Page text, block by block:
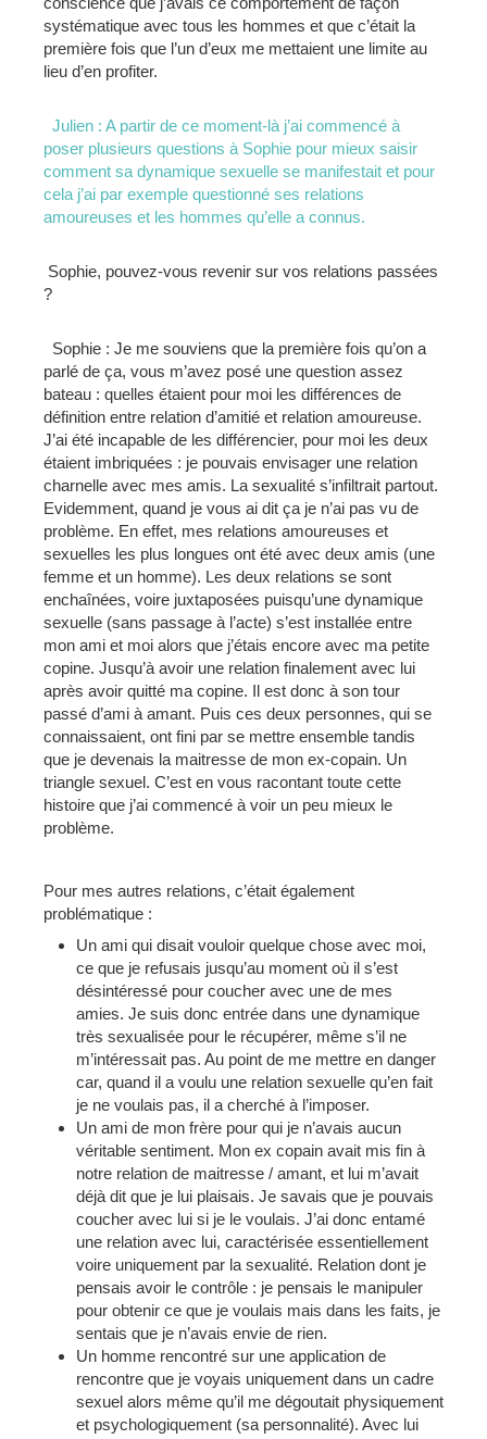
systématique avec tous les hommes et que c’était la
première fois que l’un d’eux me mettaient une limite au
lieu d’en profiter.
Julien : A partir de ce moment-là j’ai commencé à
poser plusieurs questions à Sophie pour mieux saisir
comment sa dynamique sexuelle se manifestait et pour
cela j’ai par exemple questionné ses relations
amoureuses et les hommes qu’elle a connus.
Sophie, pouvez-vous revenir sur vos relations passées
?
Sophie : Je me souviens que la première fois qu’on a
parlé de ça, vous m’avez posé une question assez
bateau : quelles étaient pour moi les différences de
définition entre relation d’amitié et relation amoureuse.
J’ai été incapable de les différencier, pour moi les deux
étaient imbriquées : je pouvais envisager une relation
charnelle avec mes amis. La sexualité s’infiltrait partout.
Evidemment, quand je vous ai dit ça je n’ai pas vu de
problème. En effet, mes relations amoureuses et
sexuelles les plus longues ont été avec deux amis (une
femme et un homme). Les deux relations se sont
enchaînées, voire juxtaposées puisqu’une dynamique
sexuelle (sans passage à l’acte) s’est installée entre
mon ami et moi alors que j’étais encore avec ma petite
copine. Jusqu’à avoir une relation finalement avec lui
après avoir quitté ma copine. Il est donc à son tour
passé d’ami à amant. Puis ces deux personnes, qui se
connaissaient, ont fini par se mettre ensemble tandis
que je devenais la maitresse de mon ex-copain. Un
triangle sexuel. C’est en vous racontant toute cette
histoire que j’ai commencé à voir un peu mieux le
problème.
Pour mes autres relations, c’était également
problématique :
Un ami qui disait vouloir quelque chose avec moi,
ce que je refusais jusqu’au moment où il s’est
désintéressé pour coucher avec une de mes
amies. Je suis donc entrée dans une dynamique
très sexualisée pour le récupérer, même s’il ne
m’intéressait pas. Au point de me mettre en danger
car, quand il a voulu une relation sexuelle qu’en fait
je ne voulais pas, il a cherché à l’imposer.
Un ami de mon frère pour qui je n’avais aucun
véritable sentiment. Mon ex copain avait mis fin à
notre relation de maitresse / amant, et lui m’avait
déjà dit que je lui plaisais. Je savais que je pouvais
coucher avec lui si je le voulais. J’ai donc entamé
une relation avec lui, caractérisée essentiellement
voire uniquement par la sexualité. Relation dont je
pensais avoir le contrôle : je pensais le manipuler
pour obtenir ce que je voulais mais dans les faits, je
sentais que je n’avais envie de rien.
Un homme rencontré sur une application de
rencontre que je voyais uniquement dans un cadre
sexuel alors même qu’il me dégoutait physiquement
et psychologiquement (sa personnalité). Avec lui